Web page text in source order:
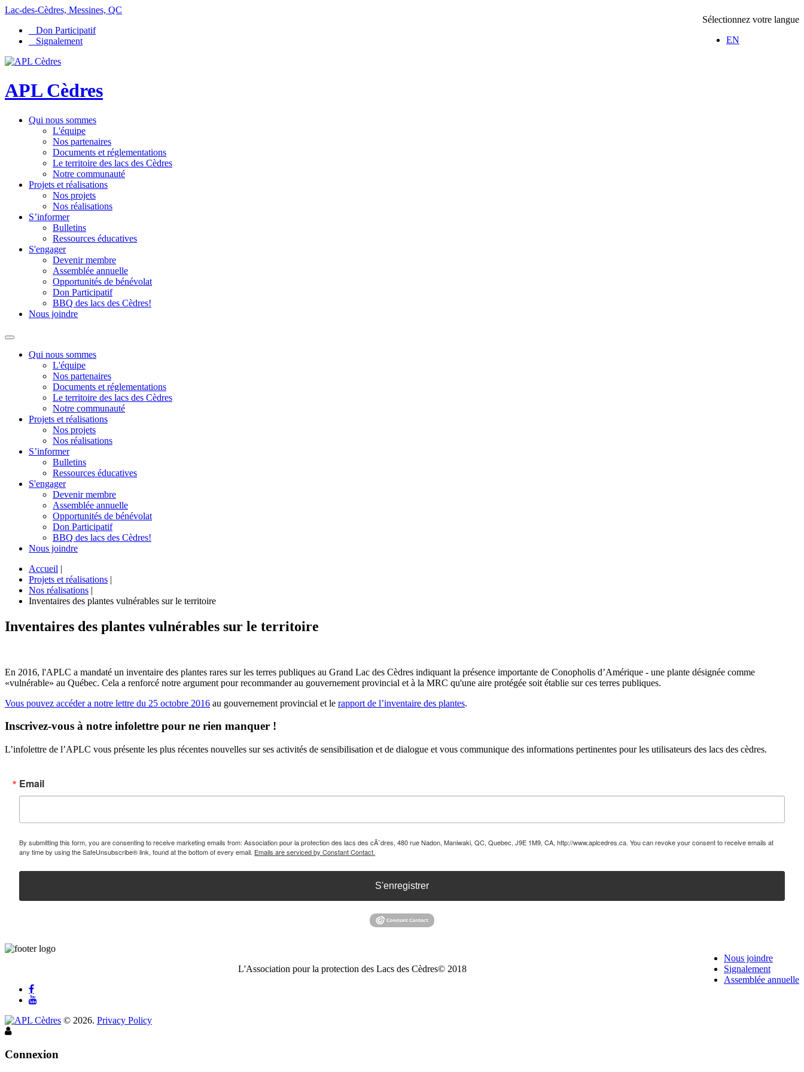
Sélectionnez votre langue
EN
Lac-des-Cèdres, Messines, QC
Don Participatif
Signalement
APL Cèdres
Qui nous sommes
L'équipe
Nos partenaires
Documents et réglementations
Le territoire des lacs des Cèdres
Notre communauté
Projets et réalisations
Nos projets
Nos réalisations
S’informer
Bulletins
Ressources éducatives
S'engager
Devenir membre
Assemblée annuelle
Opportunités de bénévolat
Don Participatif
BBQ des lacs des Cèdres!
Nous joindre
Qui nous sommes
L'équipe
Nos partenaires
Documents et réglementations
Le territoire des lacs des Cèdres
Notre communauté
Projets et réalisations
Nos projets
Nos réalisations
S’informer
Bulletins
Ressources éducatives
S'engager
Devenir membre
Assemblée annuelle
Opportunités de bénévolat
Don Participatif
BBQ des lacs des Cèdres!
Nous joindre
Accueil |
Projets et réalisations |
Nos réalisations |
Inventaires des plantes vulnérables sur le territoire
Inventaires des plantes vulnérables sur le territoire
En 2016, l'APLC a mandaté un inventaire des plantes rares sur les terres publiques au Grand Lac des Cèdres indiquant la présence importante de Conopholis d’Amérique - une plante désignée comme
«vulnérable» au Québec. Cela a renforcé notre argument pour recommander au gouvernement provincial et à la MRC qu'une aire protégée soit établie sur ces terres publiques.
Vous pouvez accéder a notre lettre du 25 octobre 2016 au gouvernement provincial et le rapport de l’inventaire des plantes.
Inscrivez-vous à notre infolettre pour ne rien manquer !
L’infolettre de l’APLC vous présente les plus récentes nouvelles sur ses activités de sensibilisation et de dialogue et vous communique des informations pertinentes pour les utilisateurs des lacs des cèdres.
Email
By submitting this form, you are consenting to receive marketing emails from: Association pour la protection des lacs des cÃ¨dres, 480 rue Nadon, Maniwaki, QC, Quebec, J9E 1M9, CA, http://www.aplcedres.ca. You can revoke your consent to receive emails at
any time by using the SafeUnsubscribe® link, found at the bottom of every email. Emails are serviced by Constant Contact.
S'enregistrer
Nous joindre
Signalement
Assemblée annuelle
L'Association pour la protection des Lacs des Cèdres© 2018
© 2026. Privacy Policy
Connexion